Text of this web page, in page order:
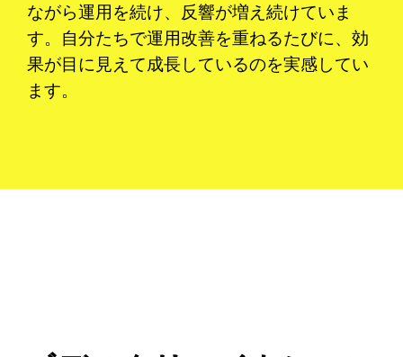
ながら運用を続け、反響が増え続けていま
す。 自分たちで運用改善を重ねるたびに、効
果が目に見えて成長しているのを実感してい
ます。